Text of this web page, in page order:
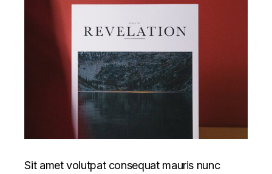
Sit amet volutpat consequat mauris nunc